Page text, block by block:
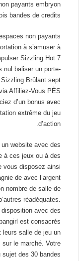
payants embryon
bandes de credits.
non payants
à s’amuser à
Sizzling Hot 7
nul baliser un porte-
Brûlant sept
Affiliez-Vous PÈS
d’un bonus avec
extrême du jeu
d’action.
website avec des
à ces jeux ou à des
vous disposez ainsi
de avec l’argent
nombre de salle de
réadéquates.
avec des
est consacrés
leurs salle de jeu un
sur le marché. Votre
des 30 bandes